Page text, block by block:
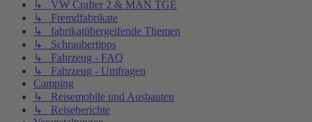
↳ VW Crafter 2 & MAN TGE
↳ Fremdfabrikate
↳ fabrikatübergeifende Themen
↳ Schraubertipps
↳ Fahrzeug - FAQ
↳ Fahrzeug - Umfragen
Camping
↳ Reisemobile und Ausbauten
↳ Reiseberichte